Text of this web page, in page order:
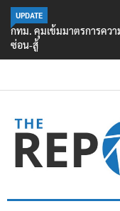
UPDATE
กทม. คุมเข้มมาตรการคว
ซ่อน-สู้